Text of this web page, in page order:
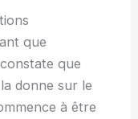
que
que
donne sur le
à être